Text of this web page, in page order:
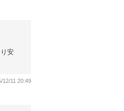
安
12/11 20:49